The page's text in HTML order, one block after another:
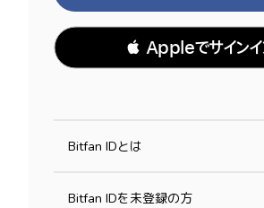
 Appleでサインイ
Bitfan IDとは
Bitfan IDを未登録の方